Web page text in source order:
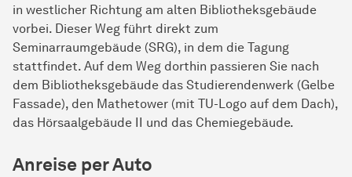
in westlicher Richtung am alten Bibliotheksgebäude
vorbei. Dieser Weg führt direkt zum
Seminarraumgebäude (SRG), in dem die Tagung
stattfindet. Auf dem Weg dorthin passieren Sie nach
dem Bibliotheksgebäude das Studierendenwerk (Gelbe
Fassade), den Mathetower (mit TU-Logo auf dem Dach),
das Hörsaalgebäude II und das Chemiegebäude.
Anreise per Auto